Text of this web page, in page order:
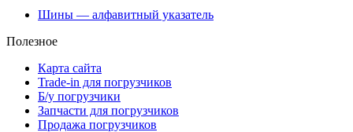
Шины — алфавитный указатель
Полезное
Карта сайта
Trade-in для погрузчиков
Б/у погрузчики
Запчасти для погрузчиков
Продажа погрузчиков